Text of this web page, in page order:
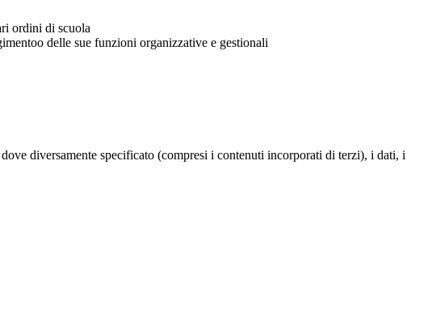
ordini di scuola
delle sue funzioni organizzative e gestionali
diversamente specificato (compresi i contenuti incorporati di terzi), i dati, i